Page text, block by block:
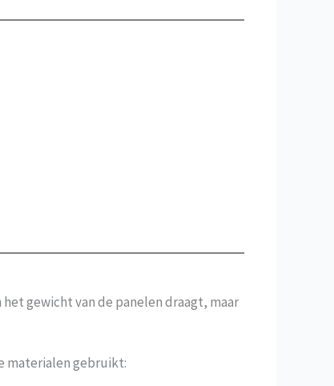
gewicht van de panelen draagt, maar
materialen gebruikt: